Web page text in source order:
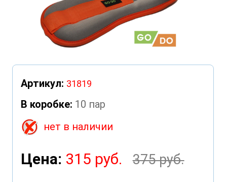
Артикул: 31819
В коробке: 10 пар
нет в наличии
Цена: 315 руб. 375 руб.